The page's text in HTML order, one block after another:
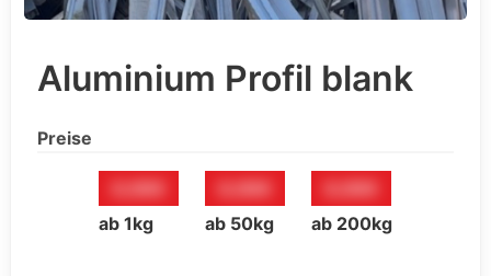
Aluminium Profil blank
Preise
ab 1kg
ab 50kg
ab 200kg